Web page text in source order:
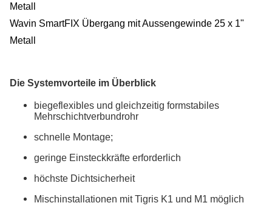
Metall
Wavin SmartFIX Übergang mit Aussengewinde 25 x 1"
Metall
Die Systemvorteile im Überblick
biegeflexibles und gleichzeitig formstabiles
Mehrschichtverbundrohr
schnelle Montage;
geringe Einsteckkräfte erforderlich
höchste Dichtsicherheit
Mischinstallationen mit Tigris K1 und M1 möglich